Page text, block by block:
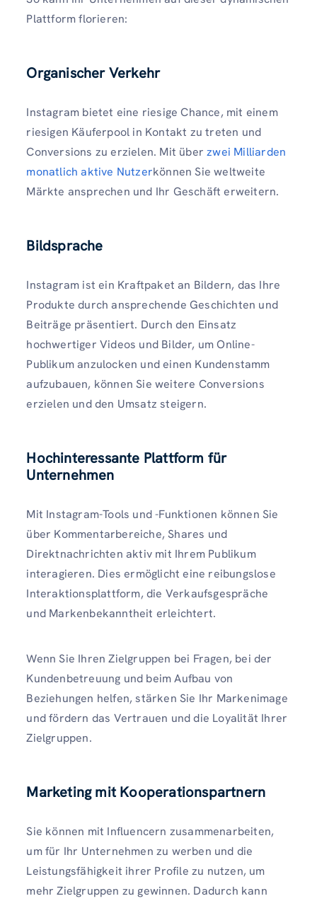
Plattform florieren:
Organischer Verkehr
Instagram bietet eine riesige Chance, mit einem
riesigen Käuferpool in Kontakt zu treten und
Conversions zu erzielen. Mit überzwei Milliarden
monatlich aktive Nutzerkönnen Sie weltweite
Märkte ansprechen und Ihr Geschäft erweitern.
Bildsprache
Instagram ist ein Kraftpaket an Bildern, das Ihre
Produkte durch ansprechende Geschichten und
Beiträge präsentiert. Durch den Einsatz
hochwertiger Videos und Bilder, um Online-
Publikum anzulocken und einen Kundenstamm
aufzubauen, können Sie weitere Conversions
erzielen und den Umsatz steigern.
Hochinteressante Plattform für
Unternehmen
Mit Instagram-Tools und -Funktionen können Sie
über Kommentarbereiche, Shares und
Direktnachrichten aktiv mit Ihrem Publikum
interagieren. Dies ermöglicht eine reibungslose
Interaktionsplattform, die Verkaufsgespräche
und Markenbekanntheit erleichtert.
Wenn Sie Ihren Zielgruppen bei Fragen, bei der
Kundenbetreuung und beim Aufbau von
Beziehungen helfen, stärken Sie Ihr Markenimage
und fördern das Vertrauen und die Loyalität Ihrer
Zielgruppen.
Marketing mit Kooperationspartnern
Sie können mit Influencern zusammenarbeiten,
um für Ihr Unternehmen zu werben und die
Leistungsfähigkeit ihrer Profile zu nutzen, um
mehr Zielgruppen zu gewinnen. Dadurch kann